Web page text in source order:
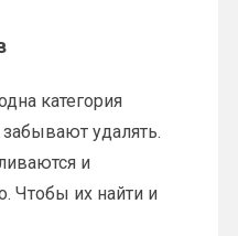
категория
удалять.
и
Чтобы их найти и